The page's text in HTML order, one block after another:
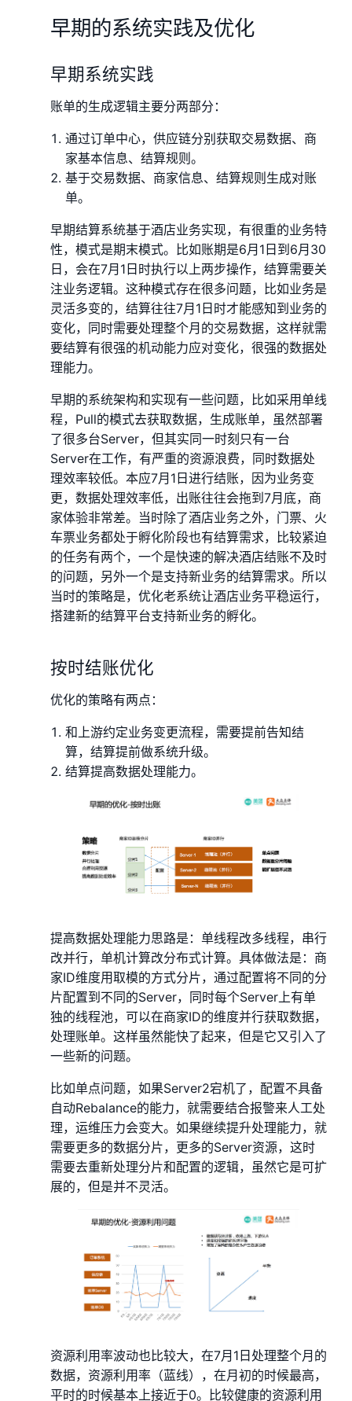
早期的系统实践及优化
早期系统实践
账单的生成逻辑主要分两部分：
通过订单中心，供应链分别获取交易数据、商
家基本信息、结算规则。
基于交易数据、商家信息、结算规则生成对账
单。
早期结算系统基于酒店业务实现，有很重的业务特
性，模式是期末模式。比如账期是6月1日到6月30
日，会在7月1日时执行以上两步操作，结算需要关
注业务逻辑。这种模式存在很多问题，比如业务是
灵活多变的，结算往往7月1日时才能感知到业务的
变化，同时需要处理整个月的交易数据，这样就需
要结算有很强的机动能力应对变化，很强的数据处
理能力。
早期的系统架构和实现有一些问题，比如采用单线
程，Pull的模式去获取数据，生成账单，虽然部署
了很多台Server，但其实同一时刻只有一台
Server在工作，有严重的资源浪费，同时数据处
理效率较低。本应7月1日进行结账，因为业务变
更，数据处理效率低，出账往往会拖到7月底，商
家体验非常差。当时除了酒店业务之外，门票、火
车票业务都处于孵化阶段也有结算需求，比较紧迫
的任务有两个，一个是快速的解决酒店结账不及时
的问题，另外一个是支持新业务的结算需求。所以
当时的策略是，优化老系统让酒店业务平稳运行，
搭建新的结算平台支持新业务的孵化。
按时结账优化
优化的策略有两点：
和上游约定业务变更流程，需要提前告知结
算，结算提前做系统升级。
结算提高数据处理能力。
提高数据处理能力思路是：单线程改多线程，串行
改并行，单机计算改分布式计算。具体做法是：商
家ID维度用取模的方式分片，通过配置将不同的分
片配置到不同的Server，同时每个Server上有单
独的线程池，可以在商家ID的维度并行获取数据，
处理账单。这样虽然能快了起来，但是它又引入了
一些新的问题。
比如单点问题，如果Server2宕机了，配置不具备
自动Rebalance的能力，就需要结合报警来人工处
理，运维压力会变大。如果继续提升处理能力，就
需要更多的数据分片，更多的Server资源，这时
需要去重新处理分片和配置的逻辑，虽然它是可扩
展的，但是并不灵活。
资源利用率波动也比较大，在7月1日处理整个月的
数据，资源利用率（蓝线），在月初的时候最高，
平时的时候基本上接近于0。比较健康的资源利用